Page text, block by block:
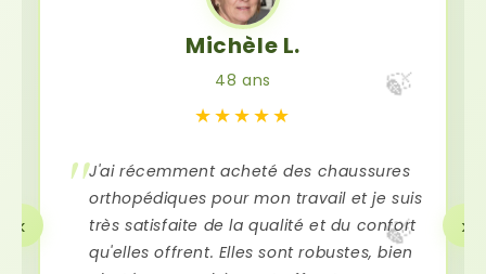
🍃
🍃
Michèle L.
48 ans
★★★★★
J'ai récemment acheté des chaussures
orthopédiques pour mon travail et je suis
très satisfaite de la qualité et du confort
qu'elles offrent. Elles sont robustes, bien
‹ ›